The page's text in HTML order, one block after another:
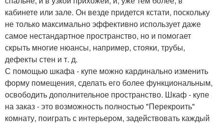
кабинете или зале. Он везде придется кстати, поскольку
не только максимально эффективно использует даже
самое нестандартное пространство, но и помогает
скрыть многие нюансы, например, стояки, трубы,
дефекты стен и т. д.
С помощью шкафа - купе можно кардинально изменить
форму помещения, сделать его более функциональным,
освободить дополнительное пространство. Шкаф - купе
на заказ - это возможность полностью "Перекроить"
комнату, поиграть с интерьером, задействовать каждый